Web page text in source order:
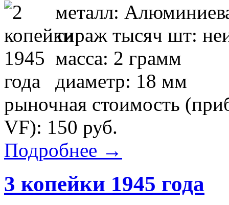
металл:
тираж тысяч шт:
масса: 2 грамм
диаметр: 18 мм
рыночная стоимость
VF): 150 руб.
Подробнее →
3 копейки 1945 года